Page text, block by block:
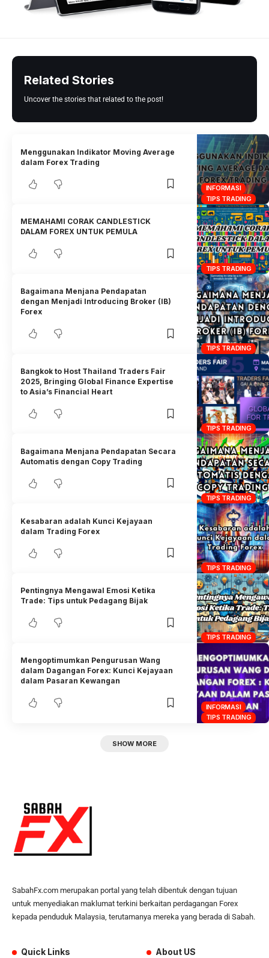
Related Stories
Uncover the stories that related to the post!
INFORMASI
TIPS TRADING
Menggunakan Indikator Moving Average
dalam Forex Trading
TIPS TRADING
MEMAHAMI CORAK CANDLESTICK
DALAM FOREX UNTUK PEMULA
TIPS TRADING
Bagaimana Menjana Pendapatan
dengan Menjadi Introducing Broker (IB)
Forex
TIPS TRADING
Bangkok to Host Thailand Traders Fair
2025, Bringing Global Finance Expertise
to Asia’s Financial Heart
TIPS TRADING
Bagaimana Menjana Pendapatan Secara
Automatis dengan Copy Trading
TIPS TRADING
Kesabaran adalah Kunci Kejayaan
dalam Trading Forex
TIPS TRADING
Pentingnya Mengawal Emosi Ketika
Trade: Tips untuk Pedagang Bijak
INFORMASI
TIPS TRADING
Mengoptimumkan Pengurusan Wang
dalam Dagangan Forex: Kunci Kejayaan
dalam Pasaran Kewangan
SHOW MORE
SabahFx.com merupakan portal yang telah dibentuk dengan tujuan
untuk menyediakan maklumat terkini berkaitan perdagangan Forex
kepada penduduk Malaysia, terutamanya mereka yang berada di Sabah.
Quick Links About US